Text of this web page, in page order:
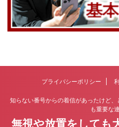
プライバシーポリシー
知らない番号からの着信があったけど
も重要な
無視や放置をしても